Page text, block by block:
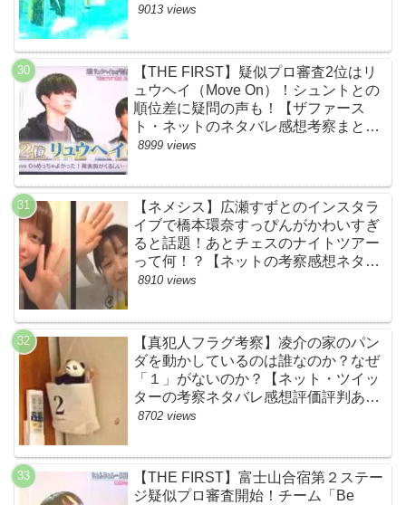
9013 views
【THE FIRST】疑似プロ審査2位はリ
ュウヘイ（Move On）！シュントとの
順位差に疑問の声も！【ザファース
ト・ネットのネタバレ感想考察まと
め・スッキリ・BE:FIRST・ビーファ
8999 views
【ネメシス】広瀬すずとのインスタラ
イブで橋本環奈すっぴんがかわいすぎ
ると話題！あとチェスのナイトツアー
って何！？【ネットの考察感想ネタバ
レまとめ【第９話】
8910 views
【真犯人フラグ考察】凌介の家のパン
ダを動かしているのは誰なのか？なぜ
「１」がないのか？【ネット・ツイッ
ターの考察ネタバレ感想評価評判あら
すじ原作犯人キャスト黒幕伏線まと
8702 views
【THE FIRST】富士山合宿第２ステー
ジ疑似プロ審査開始！チーム「Be